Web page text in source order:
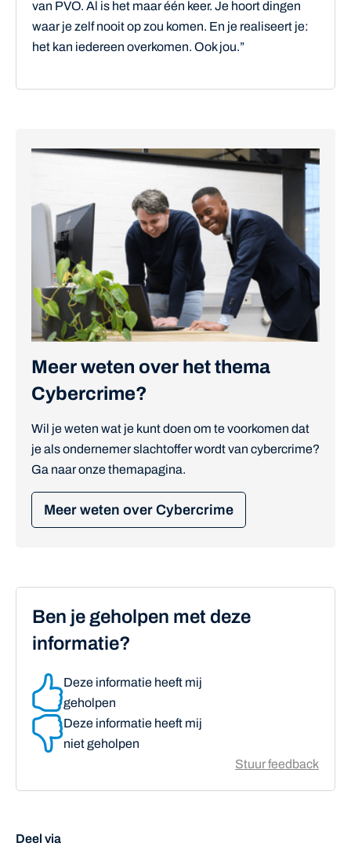
van PVO. Al is het maar één keer. Je hoort dingen
waar je zelf nooit op zou komen. En je realiseert je:
het kan iedereen overkomen. Ook jou.”
Meer weten over het thema
Cybercrime?
Wil je weten wat je kunt doen om te voorkomen dat
je als ondernemer slachtoffer wordt van cybercrime?
Ga naar onze themapagina.
Meer weten over Cybercrime
Ben je geholpen met deze
informatie?
Deze informatie heeft mij
geholpen
Deze informatie heeft mij
niet geholpen
Stuur feedback
Deel via